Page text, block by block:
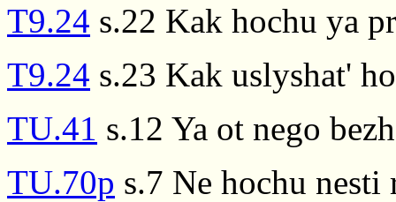
T9.24 s.22 Kak hochu ya
T9.24 s.23 Kak uslyshat'
TU.41 s.12 Ya ot nego
TU.70p s.7 Ne hochu nesti